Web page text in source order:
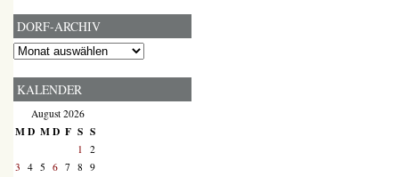
DORF-ARCHIV
Dorf-
KALENDER
August 2026
MD MD F S S
1 2
3 4 5 6 7 8 9